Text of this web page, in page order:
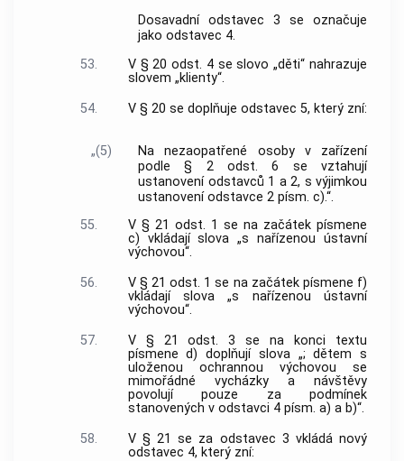
Dosavadní odstavec 3 se označuje
jako odstavec 4.
53.
V § 20 odst. 4 se slovo „děti“ nahrazuje
slovem „klienty“.
54.
V § 20 se doplňuje odstavec 5, který zní:
„(5)
Na nezaopatřené osoby v zařízení
podle § 2 odst. 6 se vztahují
ustanovení odstavců 1 a 2, s výjimkou
ustanovení odstavce 2 písm. c).“.
55.
V § 21 odst. 1 se na začátek písmene
c) vkládají slova „s nařízenou ústavní
výchovou“.
56.
V § 21 odst. 1 se na začátek písmene f)
vkládají slova „s nařízenou ústavní
výchovou“.
57.
V § 21 odst. 3 se na konci textu
písmene d) doplňují slova „; dětem s
uloženou ochrannou výchovou se
mimořádné vycházky a návštěvy
povolují pouze za podmínek
stanovených v odstavci 4 písm. a) a b)“.
58.
V § 21 se za odstavec 3 vkládá nový
odstavec 4, který zní: